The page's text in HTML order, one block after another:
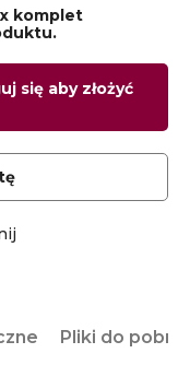
komplet
się aby złożyć
Pliki do